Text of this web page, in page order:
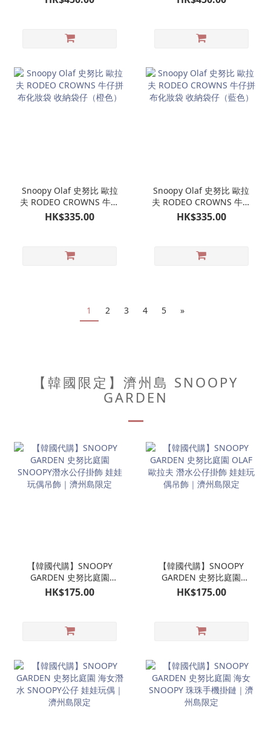
單肩包（米色）
Snoopy Olaf 史努比 歐拉
夫 RODEO CROWNS 牛仔
拼布化妝袋 收納袋仔（橙
色）
HK$335.00
Snoopy Olaf 史努比 歐拉
夫 RODEO CROWNS 牛仔
拼布化妝袋 收納袋仔（藍
色）
HK$335.00
1 2 3 4 5 »
【韓國限定】濟州島 SNOOPY
GARDEN
【韓國代購】SNOOPY
GARDEN 史努比庭園
SNOOPY潛水公仔掛飾 娃
娃玩偶吊飾｜濟州島限定
HK$175.00
【韓國代購】SNOOPY
GARDEN 史努比庭園
OLAF 歐拉夫 潛水公仔掛
飾 娃娃玩偶吊飾｜濟州島
HK$175.00